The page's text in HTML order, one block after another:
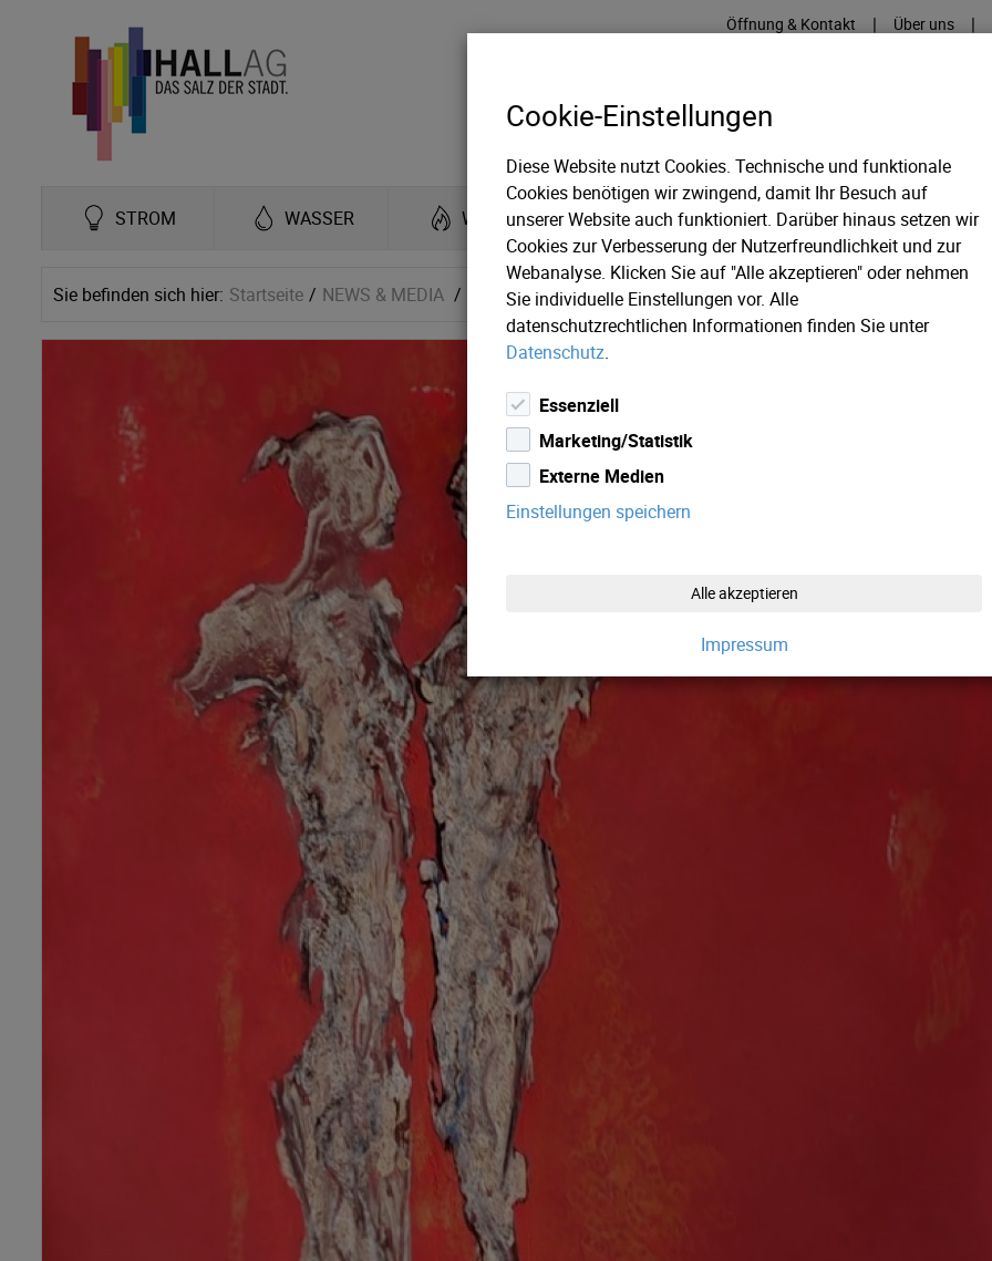
Öffnung & Kontakt | Über uns |
STROM WASSER WÄRME KÄLTE IT
Sie befinden sich hier: Startseite NEWS & MEDIA News 2025 AUSSTELLUNG: Kunstprojekt AKT (Ausdruck,
Cookie-Einstellungen
Diese Website nutzt Cookies. Technische und funktionale
Cookies benötigen wir zwingend, damit Ihr Besuch auf
unserer Website auch funktioniert. Darüber hinaus setzen wir
Cookies zur Verbesserung der Nutzerfreundlichkeit und zur
Webanalyse. Klicken Sie auf "Alle akzeptieren" oder nehmen
Sie individuelle Einstellungen vor. Alle
datenschutzrechtlichen Informationen finden Sie unter
Datenschutz.
Essenziell
Marketing/Statistik
Externe Medien
Einstellungen speichern
Alle akzeptieren
Impressum